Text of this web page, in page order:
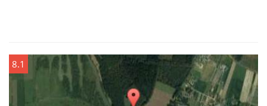
8.1